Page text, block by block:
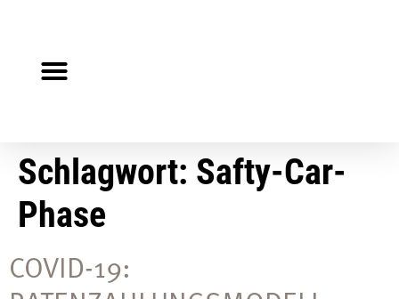
Schlagwort: Safty-Car-
Phase
COVID-19: